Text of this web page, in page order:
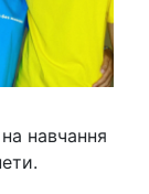
навчання